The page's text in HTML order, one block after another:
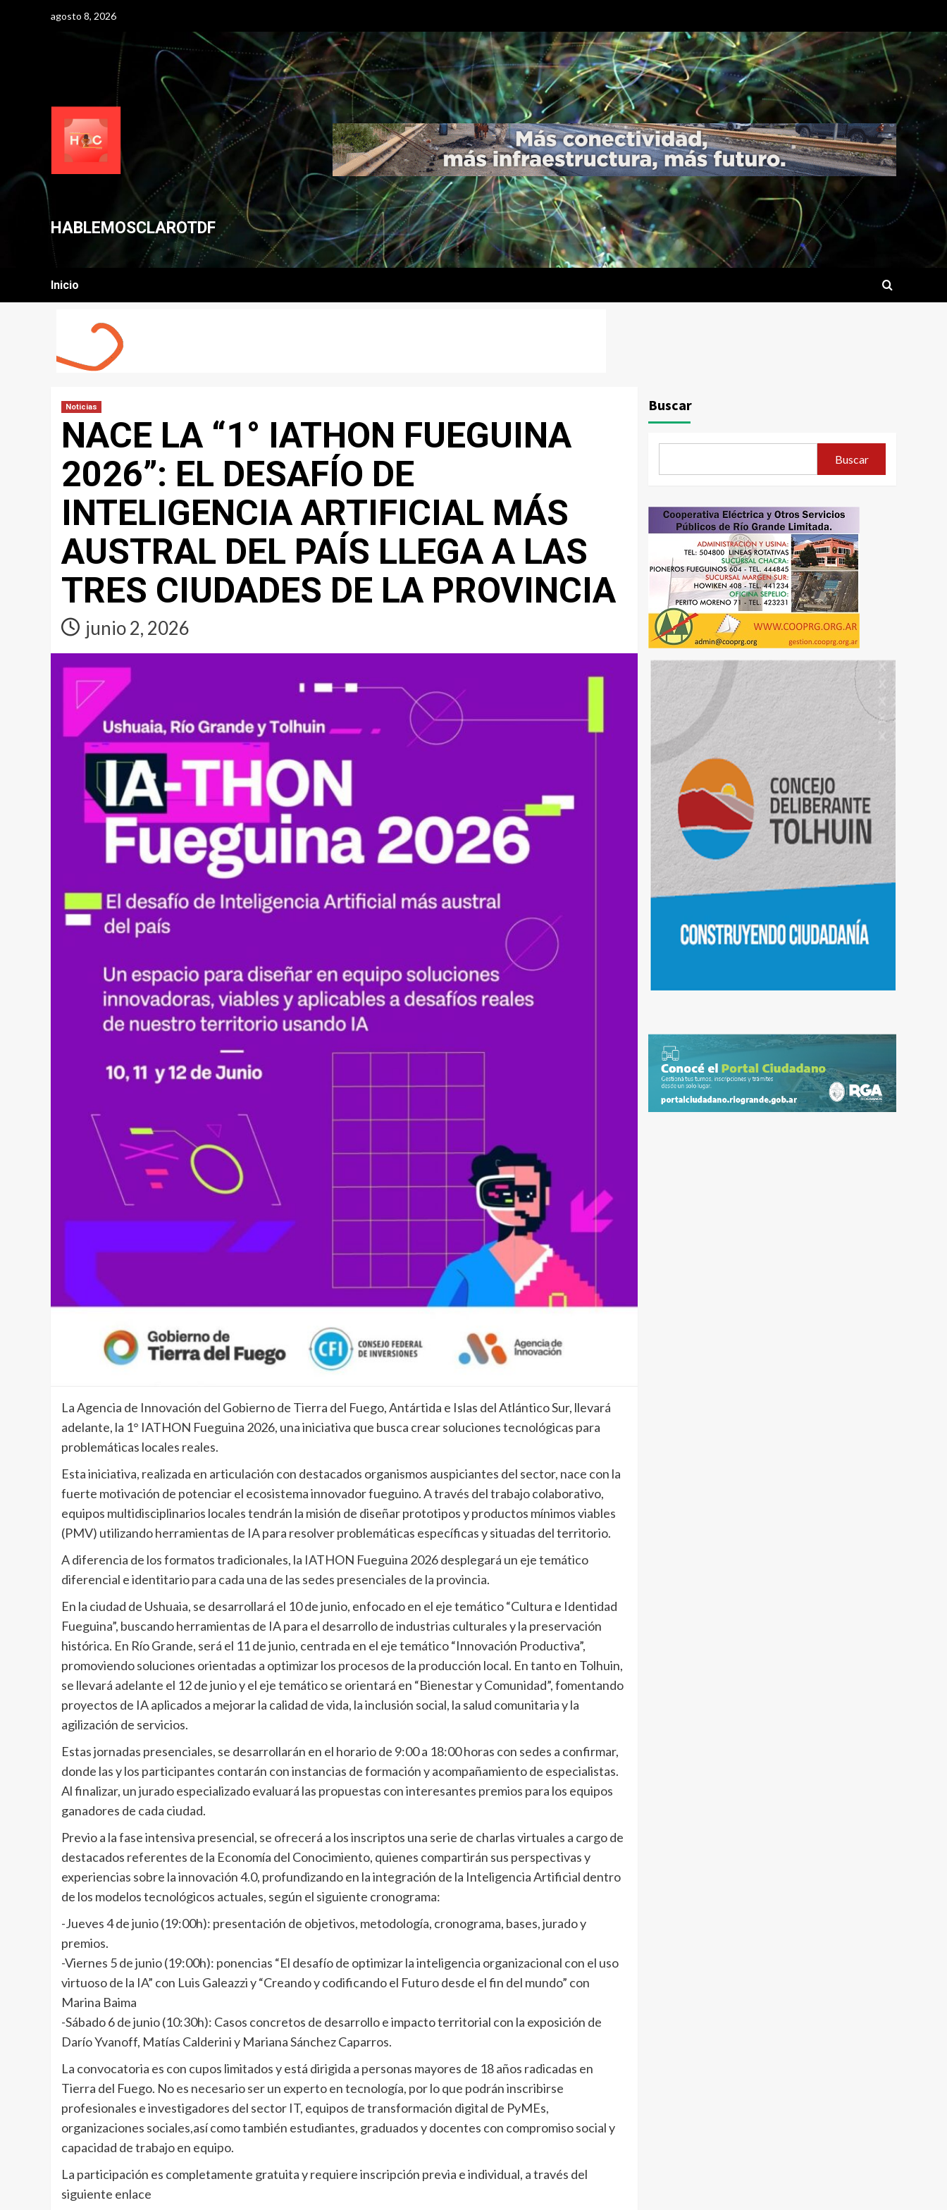
agosto 8, 2026
HABLEMOSCLAROTDF
Inicio
Noticias
NACE LA “1° IATHON FUEGUINA
2026”: EL DESAFÍO DE
INTELIGENCIA ARTIFICIAL MÁS
AUSTRAL DEL PAÍS LLEGA A LAS
TRES CIUDADES DE LA PROVINCIA
junio 2, 2026
La Agencia de Innovación del Gobierno de Tierra del Fuego, Antártida e Islas del Atlántico Sur, llevará
adelante, la 1° IATHON Fueguina 2026, una iniciativa que busca crear soluciones tecnológicas para
problemáticas locales reales.
Esta iniciativa, realizada en articulación con destacados organismos auspiciantes del sector, nace con la
fuerte motivación de potenciar el ecosistema innovador fueguino. A través del trabajo colaborativo,
equipos multidisciplinarios locales tendrán la misión de diseñar prototipos y productos mínimos viables
(PMV) utilizando herramientas de IA para resolver problemáticas específicas y situadas del territorio.
A diferencia de los formatos tradicionales, la IATHON Fueguina 2026 desplegará un eje temático
diferencial e identitario para cada una de las sedes presenciales de la provincia.
En la ciudad de Ushuaia, se desarrollará el 10 de junio, enfocado en el eje temático “Cultura e Identidad
Fueguina”, buscando herramientas de IA para el desarrollo de industrias culturales y la preservación
histórica. En Río Grande, será el 11 de junio, centrada en el eje temático “Innovación Productiva”,
promoviendo soluciones orientadas a optimizar los procesos de la producción local. En tanto en Tolhuin,
se llevará adelante el 12 de junio y el eje temático se orientará en “Bienestar y Comunidad”, fomentando
proyectos de IA aplicados a mejorar la calidad de vida, la inclusión social, la salud comunitaria y la
agilización de servicios.
Estas jornadas presenciales, se desarrollarán en el horario de 9:00 a 18:00 horas con sedes a confirmar,
donde las y los participantes contarán con instancias de formación y acompañamiento de especialistas.
Al finalizar, un jurado especializado evaluará las propuestas con interesantes premios para los equipos
ganadores de cada ciudad.
Previo a la fase intensiva presencial, se ofrecerá a los inscriptos una serie de charlas virtuales a cargo de
destacados referentes de la Economía del Conocimiento, quienes compartirán sus perspectivas y
experiencias sobre la innovación 4.0, profundizando en la integración de la Inteligencia Artificial dentro
de los modelos tecnológicos actuales, según el siguiente cronograma:
-Jueves 4 de junio (19:00h): presentación de objetivos, metodología, cronograma, bases, jurado y
premios.
-Viernes 5 de junio (19:00h): ponencias “El desafío de optimizar la inteligencia organizacional con el uso
virtuoso de la IA” con Luis Galeazzi y “Creando y codificando el Futuro desde el fin del mundo” con
Marina Baima
-Sábado 6 de junio (10:30h): Casos concretos de desarrollo e impacto territorial con la exposición de
Darío Yvanoff, Matías Calderini y Mariana Sánchez Caparros.
La convocatoria es con cupos limitados y está dirigida a personas mayores de 18 años radicadas en
Tierra del Fuego. No es necesario ser un experto en tecnología, por lo que podrán inscribirse
profesionales e investigadores del sector IT, equipos de transformación digital de PyMEs,
organizaciones sociales,así como también estudiantes, graduados y docentes con compromiso social y
capacidad de trabajo en equipo.
La participación es completamente gratuita y requiere inscripción previa e individual, a través del
siguiente enlace
Buscar
Buscar